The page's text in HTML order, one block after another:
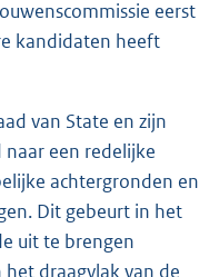
eerst
kandidaten heeft
van State en zijn
een redelijke
achtergronden en
Dit gebeurt in het
uit te brengen
draagvlak van de